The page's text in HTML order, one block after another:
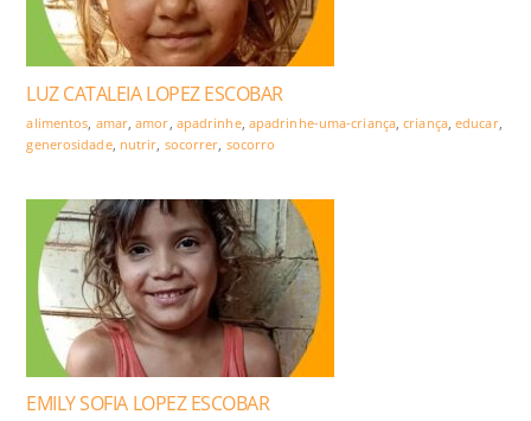
LUZ CATALEIA LOPEZ ESCOBAR
alimentos amar,amor apadrinhe, apadrinhe-uma-criança,criança,educar,
generosidade, nutrir socorrer socorro
EMILY SOFIA LOPEZ ESCOBAR